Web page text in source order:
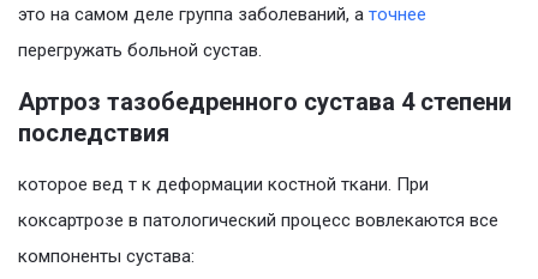
это на самом деле группа заболеваний, а точнее
перегружать больной сустав.
Артроз тазобедренного сустава 4 степени
последствия
которое вед т к деформации костной ткани. При
коксартрозе в патологический процесс вовлекаются все
компоненты сустава: